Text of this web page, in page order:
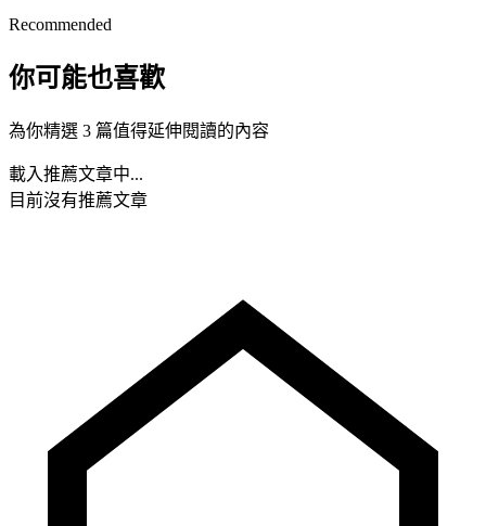
Recommended
你可能也喜歡
為你精選 3 篇值得延伸閱讀的內容
載入推薦文章中...
目前沒有推薦文章